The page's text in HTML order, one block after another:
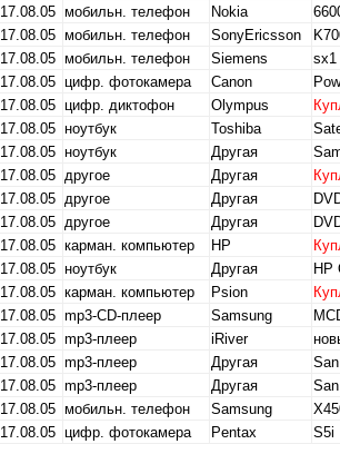
17.08.05 мобильн. телефон Nokia
17.08.05 мобильн. телефон SonyEricsson
17.08.05 мобильн. телефон Siemens
sx1
17.08.05 цифр. фотокамера Canon
17.08.05 цифр. диктофон Olympus
17.08.05 ноутбук Toshiba
17.08.05 ноутбук Другая
17.08.05 другое Другая
17.08.05 другое Другая
17.08.05 другое Другая
17.08.05 карман. компьютер HP
17.08.05 ноутбук Другая
HP
17.08.05 карман. компьютер Psion
17.08.05 mp3-CD-плеер Samsung
17.08.05 mp3-плеер iRiver
17.08.05 mp3-плеер Другая
17.08.05 mp3-плеер Другая
17.08.05 мобильн. телефон Samsung
17.08.05 цифр. фотокамера Pentax S5i